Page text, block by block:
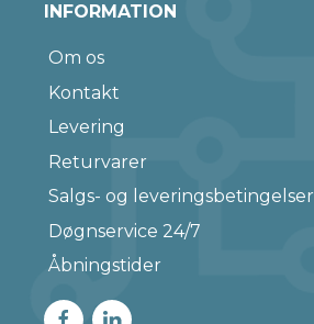
INFORMATION
Om os
Kontakt
Levering
Returvarer
Salgs- og leveringsbetingelser
Døgnservice 24/7
Åbningstider